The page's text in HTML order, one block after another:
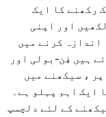
رکھنے کا ایک
اور اپنی
اندازہ کرنے میں
ہیں فِن-بولی اور
، سیکھنے میں
اہم پہلو ہے۔
کے لئے دلچسپ